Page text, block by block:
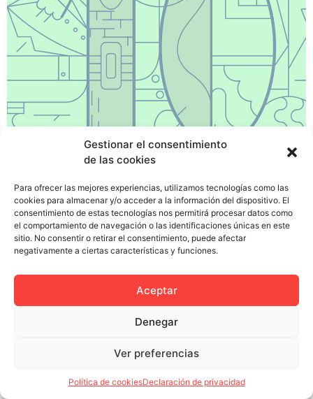
Gestionar el consentimiento
de las cookies
Para ofrecer las mejores experiencias, utilizamos tecnologías como las
cookies para almacenar y/o acceder a la información del dispositivo. El
consentimiento de estas tecnologías nos permitirá procesar datos como
el comportamiento de navegación o las identificaciones únicas en este
sitio. No consentir o retirar el consentimiento, puede afectar
negativamente a ciertas características y funciones.
Aceptar
Denegar
Ver preferencias
Política de cookiesDeclaración de privacidad
¿Cansado de tediosos procesos de selección?¿De
dedicar un dinero a un departamento de recursos
humanos que sólo selecciona patanes y vagos? No
pierdas más tu tiempo y tus ahorros. Aquí van las
claves para conseguir reunir al equipo de tus sueños y
catapultarte hacia el éxito. 1. ¿Por qué trabajar con
Colectivo Miga © 2023